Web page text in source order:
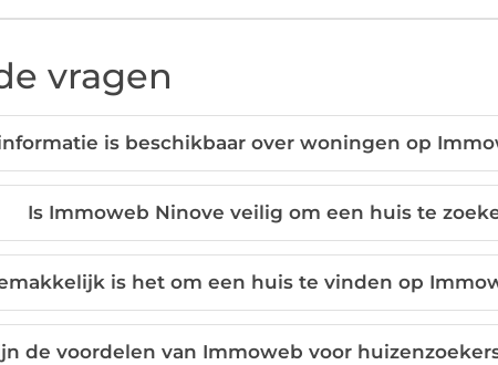
vragen
is beschikbaar over woningen op
Is Immoweb Ninove veilig om een huis te
is het om een huis te vinden op
de voordelen van Immoweb voor